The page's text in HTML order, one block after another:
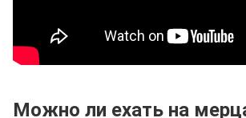
Можно ли ехать на